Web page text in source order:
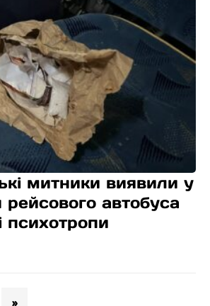
митники виявили у
автобуса
психотропи
»